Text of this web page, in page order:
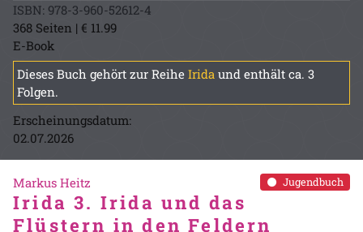
ISBN: 978-3-960-52612-4
368 Seiten | € 11.99
E-Book
Dieses Buch gehört zur Reihe Irida und enthält ca. 3
Folgen.
Erscheinungsdatum:
02.07.2026
Jugendbuch
Markus Heitz
Irida 3. Irida und das
Flüstern in den Feldern